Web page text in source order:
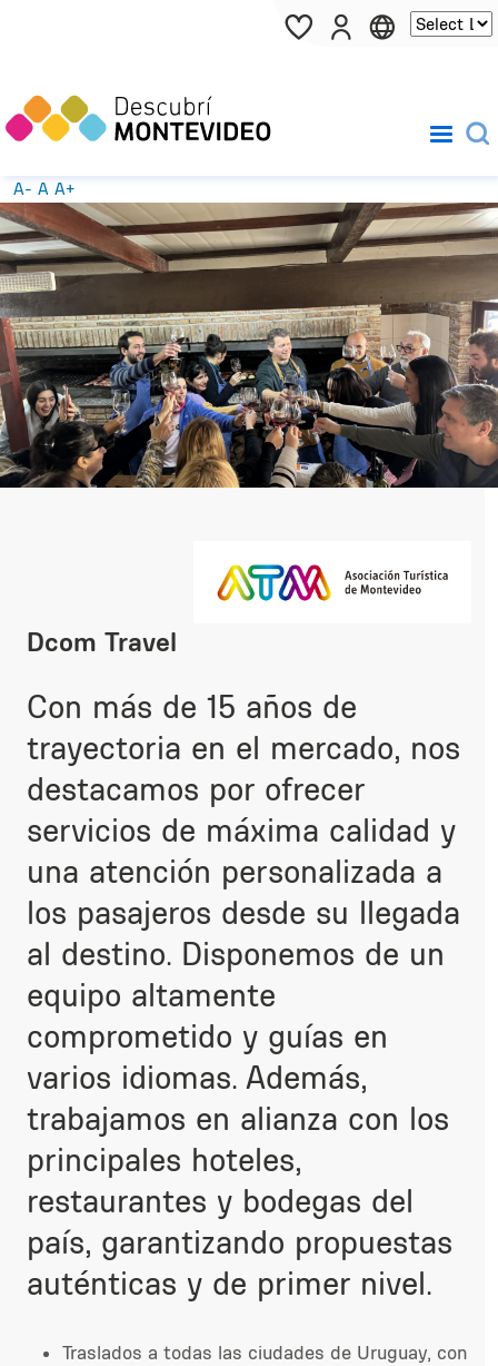
Pasar al contenido principal
A- A A+
Dcom Travel
Con más de 15 años de
trayectoria en el mercado, nos
destacamos por ofrecer
servicios de máxima calidad y
una atención personalizada a
los pasajeros desde su llegada
al destino. Disponemos de un
equipo altamente
comprometido y guías en
varios idiomas. Además,
trabajamos en alianza con los
principales hoteles,
restaurantes y bodegas del
país, garantizando propuestas
auténticas y de primer nivel.
Traslados a todas las ciudades de Uruguay, con